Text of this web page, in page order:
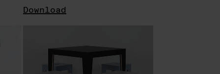
Download